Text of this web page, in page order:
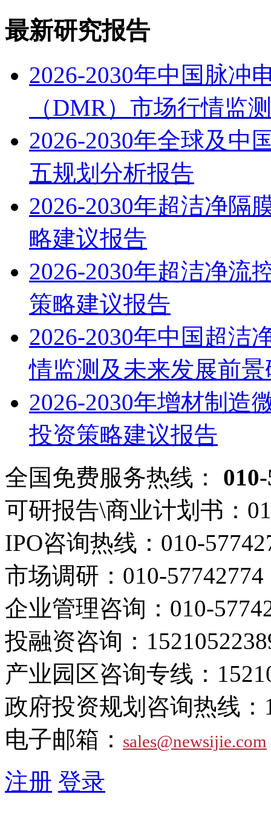
最新研究报告
2026-2030年中国脉冲
（DMR）市场行情监
2026-2030年全球及中
五规划分析报告
2026-2030年超洁净隔
略建议报告
2026-2030年超洁净流
策略建议报告
2026-2030年中国超洁
情监测及未来发展前
2026-2030年增材制造
投资策略建议报告
全国免费服务热线：
可研报告\商业计划书：
IPO咨询热线： 010-
市场调研： 010-57742774
企业管理咨询： 010-
投融资咨询：
产业园区咨询专线：
政府投资规划咨询热线：
电子邮箱： sales@newsijie.com
注册 登录